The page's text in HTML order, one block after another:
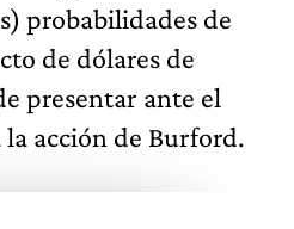
probabilidades de
de dólares de
presentar ante el
la acción de Burford.